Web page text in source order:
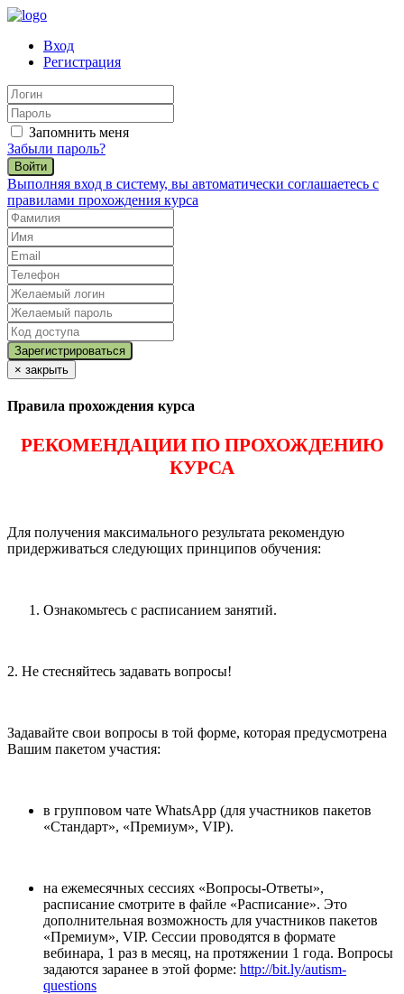
Вход
Регистрация
Запомнить меня
Забыли пароль?
Войти
Выполняя вход в систему, вы автоматически соглашаетесь с
правилами прохождения курса
× закрыть
Правила прохождения курса
РЕКОМЕНДАЦИИ ПО ПРОХОЖДЕНИЮ
КУРСА
Для получения максимального результата рекомендую
придерживаться следующих принципов обучения:
Ознакомьтесь с расписанием занятий.
2. Не стесняйтесь задавать вопросы!
Задавайте свои вопросы в той форме, которая предусмотрена
Вашим пакетом участия:
в групповом чате WhatsApp (для участников пакетов
«Стандарт», «Премиум», VIP).
на ежемесячных сессиях «Вопросы-Ответы»,
расписание смотрите в файле «Расписание». Это
дополнительная возможность для участников пакетов
«Премиум», VIP. Сессии проводятся в формате
вебинара, 1 раз в месяц, на протяжении 1 года. Вопросы
задаются заранее в этой форме: http://bit.ly/autism-
questions